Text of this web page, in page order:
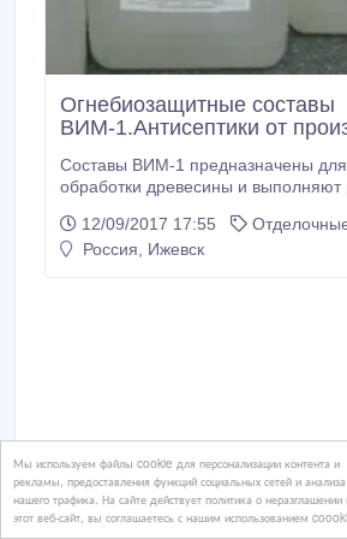
Мы используем файлы cookie для персонализации контента и
рекламы, предоставления функций социальных сетей и анализа
нашего трафика. На сайте действует политика о
этот веб-сайт, вы соглашаетесь с нашим использованием
Огнебиозащитные составы
ВИМ-1.Антисептики от
Составы ВИМ-1 предназначены для
обработки древесины и выполняют
распространению огня; - останавливает
почернение древесины на солнце; - защищают
12/09/2017 17:55
Россия, Ижевск